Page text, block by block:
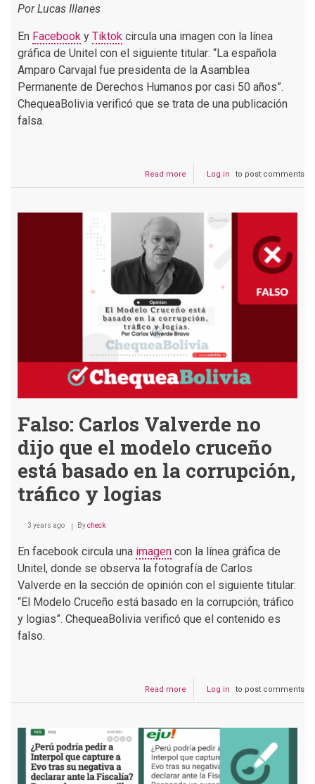
Por Lucas Illanes
En Facebook y Tiktok circula una imagen con la línea
gráfica de Unitel con el siguiente titular: “La española
Amparo Carvajal fue presidenta de la Asamblea
Permanente de Derechos Humanos por casi 50 años”.
ChequeaBolivia verificó que se trata de una publicación
falsa.
Read more
Falso:
publicó
Amparo
fue
presidenta
de
APDHB
por
casi
50
años
Log in to post comments
Falso: Carlos Valverde no
dijo que el modelo cruceño
está basado en la corrupción,
tráfico y logias
3 years ago Bycheck
En facebook circula una imagen con la línea gráfica de
Unitel, donde se observa la fotografía de Carlos
Valverde en la sección de opinión con el siguiente titular:
“El Modelo Cruceño está basado en la corrupción, tráfico
y logias”. ChequeaBolivia verificó que el contenido es
falso.
Read more
Falso:
dijo
que
el
Log in to post comments